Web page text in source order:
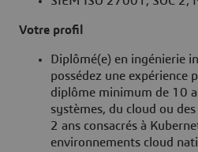
Votre profil
Diplômé(e) en ingénierie
possédez une expérience
diplôme minimum de 10
systèmes, du cloud ou
2 ans consacrés à
environnements cloud